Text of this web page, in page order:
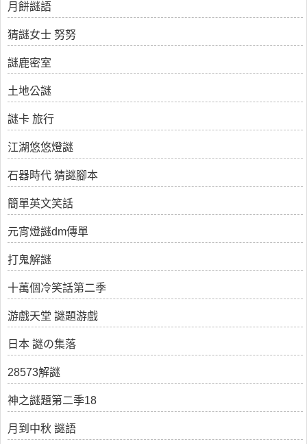
月餅謎語
猜謎女士 努努
謎鹿密室
土地公謎
謎卡 旅行
江湖悠悠燈謎
石器時代 猜謎腳本
簡單英文笑話
元宵燈謎dm傳單
打鬼解謎
十萬個冷笑話第二季
游戲天堂 謎題游戲
日本 謎の集落
28573解謎
神之謎題第二季18
月到中秋 謎語